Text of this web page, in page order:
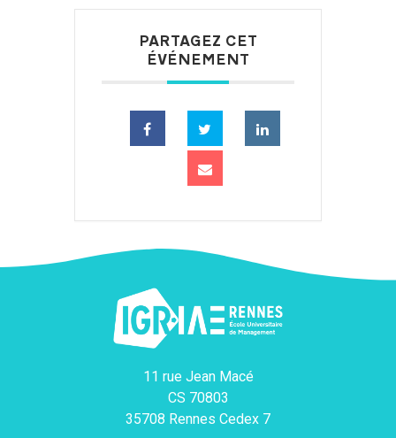
PARTAGEZ CET
ÉVÉNEMENT
11 rue Jean Macé
CS 70803
35708 Rennes Cedex 7